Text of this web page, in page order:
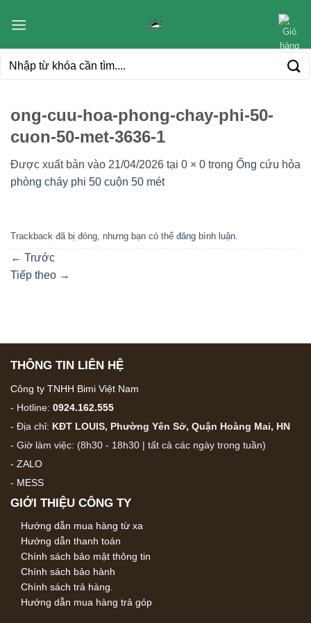
qua
dung
Tìm
ong-cuu-hoa-phong-chay-phi-50-
cuon-50-met-3636-1
Được xuất bản vào 21/04/2026 tại 0 × 0 trong Ống cứu hỏa
phòng cháy phi 50 cuộn 50 mét
Trackback đã bị đóng, nhưng bạn có thể đăng bình luận
← Trước
Tiếp theo →
THÔNG TIN LIÊN HỆ
Công ty TNHH Bimi Việt Nam
- Hotline: 0924.162.555
- Địa chỉ: KĐT LOUIS, Phường Yên Sở, Quận Hoàng Mai, HN
- Giờ làm việc: (8h30 - 18h30 | tất cả các ngày trong tuần)
- ZALO
- MESS
GIỚI THIỆU CÔNG TY
Hướng dẫn mua hàng từ xa
Hướng dẫn thanh toán
Chính sách bảo mật thông tin
Chính sách bảo hành
Chính sách trả hàng.
Hướng dẫn mua hàng trả góp